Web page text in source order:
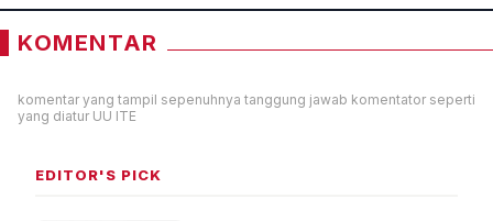
KOMENTAR
komentar yang tampil sepenuhnya tanggung jawab komentator seperti
yang diatur UU ITE
EDITOR'S PICK